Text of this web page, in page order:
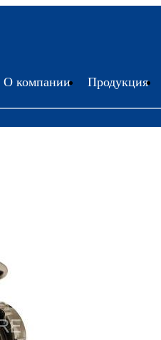
О компании Продукция